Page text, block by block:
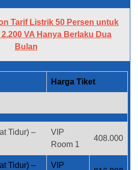
Tarif Listrik 50 Persen untuk
VA Hanya Berlaku Dua
Bulan
Harga Tiket
Tidur) –
VIP
Room 1
408.000
Tidur) –
VIP